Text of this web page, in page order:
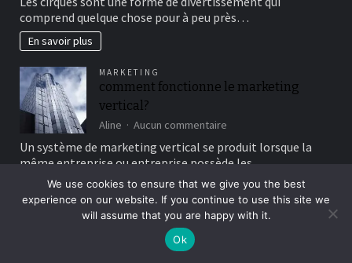
au
cirque
bon
comprend quelque chose pour à peu près…
En savoir plus
MARKETING
comment fonctionne le marketing
vertical?
Aline Aucun commentaire
fonctionne
le
marketing
vertical?
Un système de marketing vertical se produit lorsque la
même entreprise ou entreprise possède les…
En savoir plus
GASTRONOMIE
Maki sushi vous connaissez?
Aucun commentaire
We use cookies to ensure that we give you the best
experience on our website. If you continue to use this site we
will assume that you are happy with it.
Ok